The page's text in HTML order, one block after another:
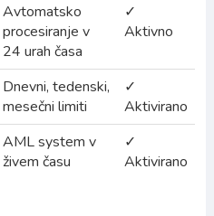
Avtomatsko
procesiranje v
24 urah časa
✓
Aktivno
Dnevni, tedenski,
mesečni limiti
✓
Aktivirano
AML system v
živem času
✓
Aktivirano